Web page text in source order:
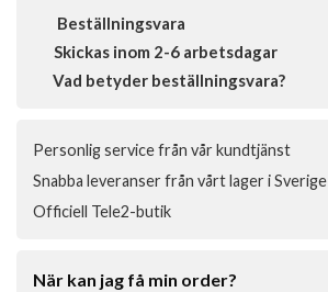
Beställningsvara
Skickas inom 2-6 arbetsdagar
Vad betyder beställningsvara?
Personlig service från vår kundtjänst
Snabba leveranser från vårt lager i Sverige
Officiell Tele2-butik
När kan jag få min order?